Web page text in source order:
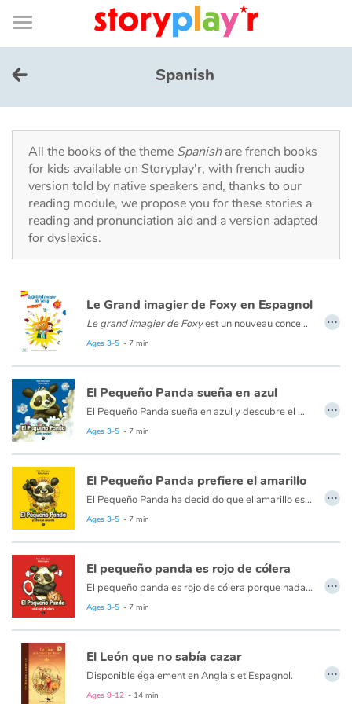
Connexion
Bibliothèque
de
page
Menu
Log in
Try for free
Library
Awards
Tales and classics in french
Fable, myth, literature and poetry
Princesses and princes, kings, queens and dragons
Ogres, monsters and witches
Heroines and Heroes
Ecology, nature, seasons
The animals
Travel, epic, investigation, adventure
Around the world
Learning
Spanish
All the books of the theme Spanishare french books
for kids available on Storyplay'r, with french audio
version told by native speakers and, thanks to our
reading module, we propose you for these stories a
reading and pronunciation aid and a version adapted
for dyslexics.
Le Grand imagier de Foxy en Espagnol
Le grand imagier de Foxyest un nouveau concept pour découvrir l’espagnol à partir de 4 ans avec Foxy, Tom et Nina. Composé de 15 doubles pages thématiques illustrées, cet imagier est innovant : la page de gauche présente le vocabulaire illustré, la page de droite contextualise les mots dans une mise en scène amusante. La version audio permet d’écouter les mots, les dialogues et les chansons. Un album complet et attrayant pour s’initier au vocabulaire basique de l’espagnol dès le plus jeune âge.
Ages 3-5 - 7 min
…
El Pequeño Panda sueña en azul
El Pequeño Panda sueña en azul y descubre el mar...
Ages 3-5 - 7 min
…
El Pequeño Panda prefiere el amarillo
El Pequeño Panda ha decidido que el amarillo es su color preferido. ¿Por qué?, quiere saber Mamá Panda. Entonces, el Pequeño Panda empieza a enumerar todas las razones por las que el amarillo es un color espectacular. Pero hay una razón secreta, ¡y solo te la va a contar a ti! Sumérgete sin demora en el universo divertido y poético de Pequeño Panda descubre los colores, una serie de libros narrados y animados para los más pequeños.
Ages 3-5 - 7 min
…
El pequeño panda es rojo de cólera
El pequeño panda es rojo de cólera porque nada se pasa como lo quiere
Ages 3-5 - 7 min
…
El León que no sabía cazar
Disponible également en Anglais et Espagnol.
Ages 9-12 - 14 min
…